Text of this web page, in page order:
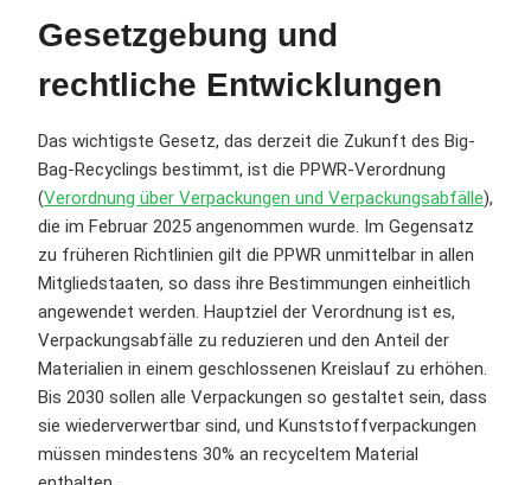
Gesetzgebung und
rechtliche Entwicklungen
Das wichtigste Gesetz, das derzeit die Zukunft des Big-
Bag-Recyclings bestimmt, ist die PPWR-Verordnung
(Verordnung über Verpackungen und Verpackungsabfälle),
die im Februar 2025 angenommen wurde. Im Gegensatz
zu früheren Richtlinien gilt die PPWR unmittelbar in allen
Mitgliedstaaten, so dass ihre Bestimmungen einheitlich
angewendet werden. Hauptziel der Verordnung ist es,
Verpackungsabfälle zu reduzieren und den Anteil der
Materialien in einem geschlossenen Kreislauf zu erhöhen.
Bis 2030 sollen alle Verpackungen so gestaltet sein, dass
sie wiederverwertbar sind, und Kunststoffverpackungen
müssen mindestens 30% an recyceltem Material